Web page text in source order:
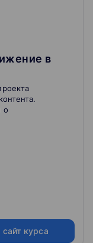
в
о
сайт курса